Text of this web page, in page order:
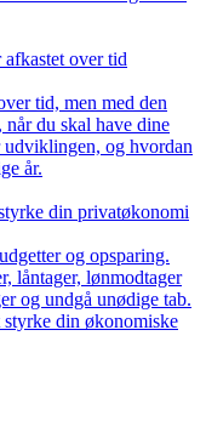
over tid
tid, men med den
når du skal have dine
og hvordan
år.
din privatøkonomi
og opsparing.
låntager, lønmodtager
og undgå unødige tab.
din økonomiske